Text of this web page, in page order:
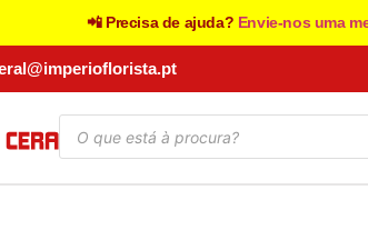
📲 Precisa de ajuda? Envie-nos uma